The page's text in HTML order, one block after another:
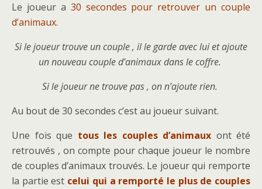
Le joueur a 30 secondes pour retrouver un couple
d’animaux.
Si le joueur trouve un couple , il le garde avec lui et ajoute
un nouveau couple d’animaux dans le coffre.
Si le joueur ne trouve pas , on n’ajoute rien.
Au bout de 30 secondes c’est au joueur suivant.
Une fois que tous les couples d’animaux ont été
retrouvés , on compte pour chaque joueur le nombre
de couples d’animaux trouvés. Le joueur qui remporte
la partie est celui qui a remporté le plus de couples